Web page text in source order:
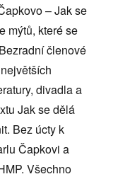
– Jak se
mýtů, které se
členové
divadla a
Jak se dělá
Bez úcty k
Čapkovi a
Všechno